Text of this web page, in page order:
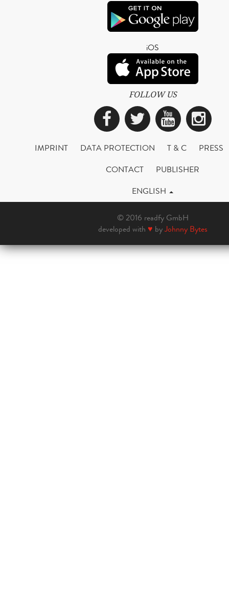
iOS
FOLLOW US
Facebook
Twitter
IMPRINT DATA PROTECTION T & C
PRESS
CONTACT
PUBLISHER
ENGLISH
© 2016 readfy GmbH
developed with ♥ byJohnny Bytes